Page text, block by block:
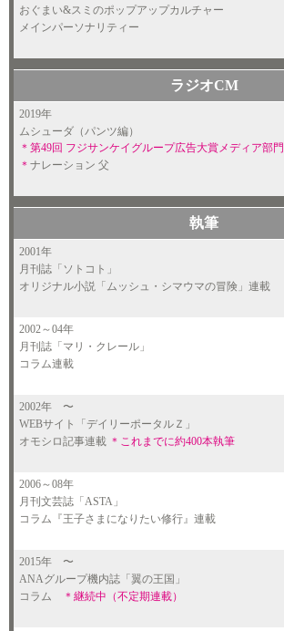
おぐまい&スミのポップアップカルチャー
メインパーソナリティー
ラジオCM
2019年
ムシューダ（パンツ編）
＊第49回 フジサンケイグループ広告大賞メディア部門
＊ ナレーション 父
執筆
2001年
月刊誌「ソトコト」
オリジナル小説「ムッシュ・シマウマの冒険」連載
2002～04年
月刊誌「マリ・クレール」
コラム連載
2002年
〜
WEBサイト「デイリーポータルＺ」
オモシロ記事連載 ＊これまでに約400本執筆
2006～08年
月刊文芸誌「ASTA」
コラム『王子さまになりたい修行』連載
2015年
〜
ANAグループ機内誌「翼の王国」
コラム
＊継続中（不定期連載）